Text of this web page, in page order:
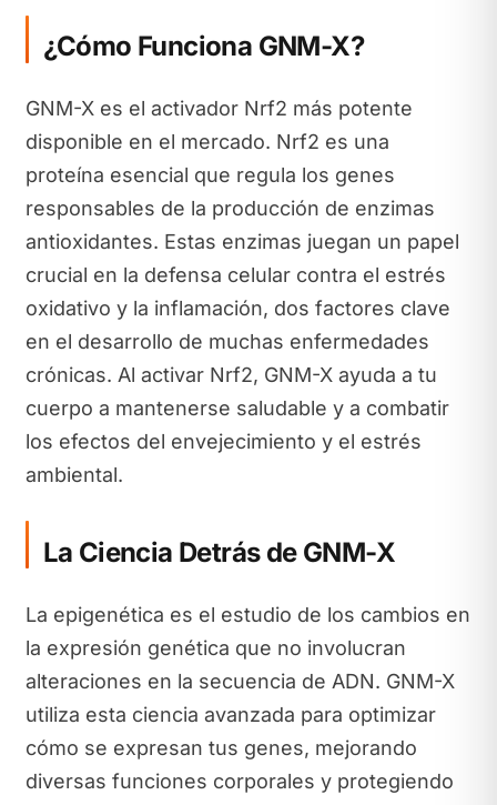
¿Cómo Funciona GNM-X?
GNM-X es el activador Nrf2 más potente
disponible en el mercado. Nrf2 es una
proteína esencial que regula los genes
responsables de la producción de enzimas
antioxidantes. Estas enzimas juegan un papel
crucial en la defensa celular contra el estrés
oxidativo y la inflamación, dos factores clave
en el desarrollo de muchas enfermedades
crónicas. Al activar Nrf2, GNM-X ayuda a tu
cuerpo a mantenerse saludable y a combatir
los efectos del envejecimiento y el estrés
ambiental.
La Ciencia Detrás de GNM-X
La epigenética es el estudio de los cambios en
la expresión genética que no involucran
alteraciones en la secuencia de ADN. GNM-X
utiliza esta ciencia avanzada para optimizar
cómo se expresan tus genes, mejorando
diversas funciones corporales y protegiendo